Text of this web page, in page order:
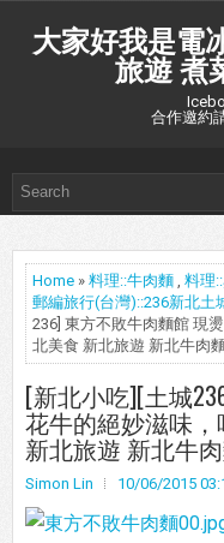
大家好我是電
旅遊 煮
合作邀約
Home » 料理::牛肉麵 , 料理
郵編旅行(台灣)::236新北土
236] 東方不敗牛肉麵館 現
北美食 新北旅遊 新北牛肉
[新北小吃][土城
花牛的絕妙滋味
新北旅遊 新北牛
Simon Lin 10/06/2015